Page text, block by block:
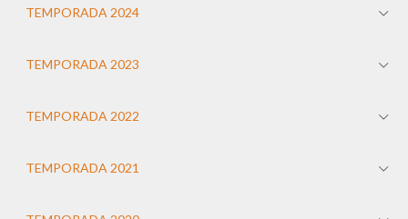
TEMPORADA 2024
TEMPORADA 2023
TEMPORADA 2022
TEMPORADA 2021